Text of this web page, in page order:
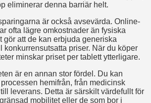
eliminerar denna barriär helt.
är också avsevärda. Online-
ofta lägre omkostnader än fysiska
gör att de kan erbjuda generiska
konkurrensutsatta priser. När du köper
minskar priset per tablett ytterligare.
är en annan stor fördel. Du kan
hemifrån, från medicinsk
leverans. Detta är särskilt värdefullt för
mobilitet eller de som bor i